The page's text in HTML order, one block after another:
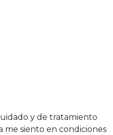
y de tratamiento
me siento en condiciones